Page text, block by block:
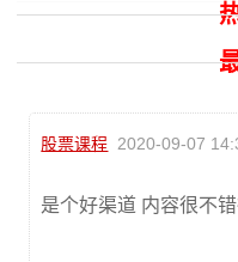
股票课程 2020-09-07
是个好渠道 内容很不